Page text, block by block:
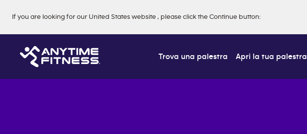
If you are looking for our United States website , please click the Continue button:
Skip navigation
Trova una palestra Apri la tua palestra